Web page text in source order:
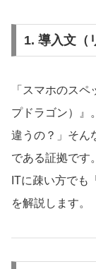
1. 導入文（
「スマホのス
プドラゴン）』
違うの？」そん
である証拠です
ITに疎い方でも
を解説します。